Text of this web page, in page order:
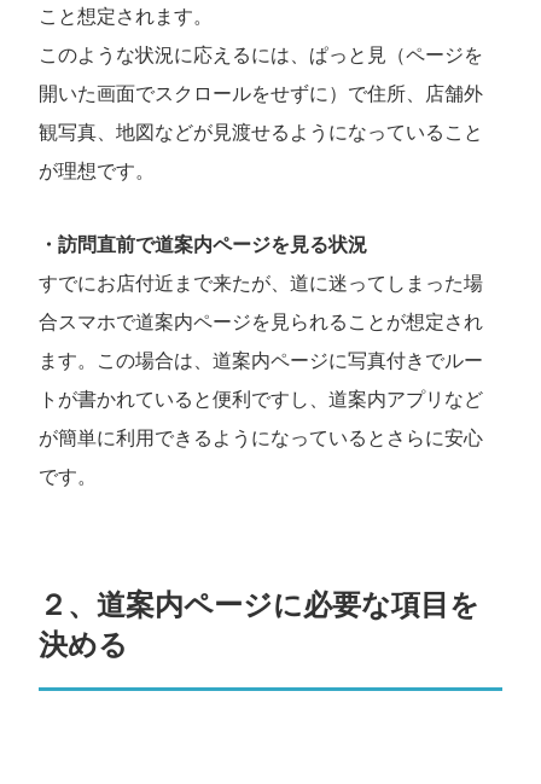
こと想定されます。
このような状況に応えるには、ぱっと見（ページを
開いた画面でスクロールをせずに）で住所、店舗外
観写真、地図などが見渡せるようになっていること
が理想です。
・訪問直前で道案内ページを見る状況
すでにお店付近まで来たが、道に迷ってしまった場
合スマホで道案内ページを見られることが想定され
ます。この場合は、道案内ページに写真付きでルー
トが書かれていると便利ですし、道案内アプリなど
が簡単に利用できるようになっているとさらに安心
です。
２、道案内ページに必要な項目を
決める